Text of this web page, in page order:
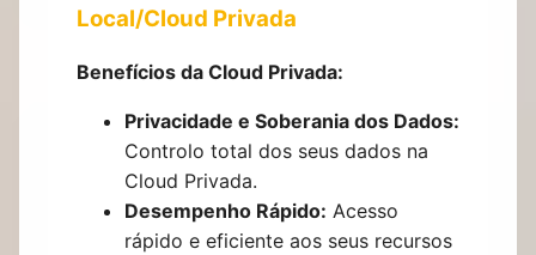
Local/Cloud Privada
Benefícios da Cloud Privada:
Privacidade e Soberania dos Dados:
Controlo total dos seus dados na
Cloud Privada.
Desempenho Rápido: Acesso
rápido e eficiente aos seus recursos